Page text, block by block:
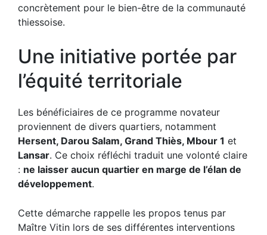
concrètement pour le bien-être de la communauté
thiessoise.
Une initiative portée par
l’équité territoriale
Les bénéficiaires de ce programme novateur
proviennent de divers quartiers, notamment
Hersent, Darou Salam, Grand Thiès, Mbour 1 et
Lansar. Ce choix réfléchi traduit une volonté claire
: ne laisser aucun quartier en marge de l’élan de
développement.
Cette démarche rappelle les propos tenus par
Maître Vitin lors de ses différentes interventions